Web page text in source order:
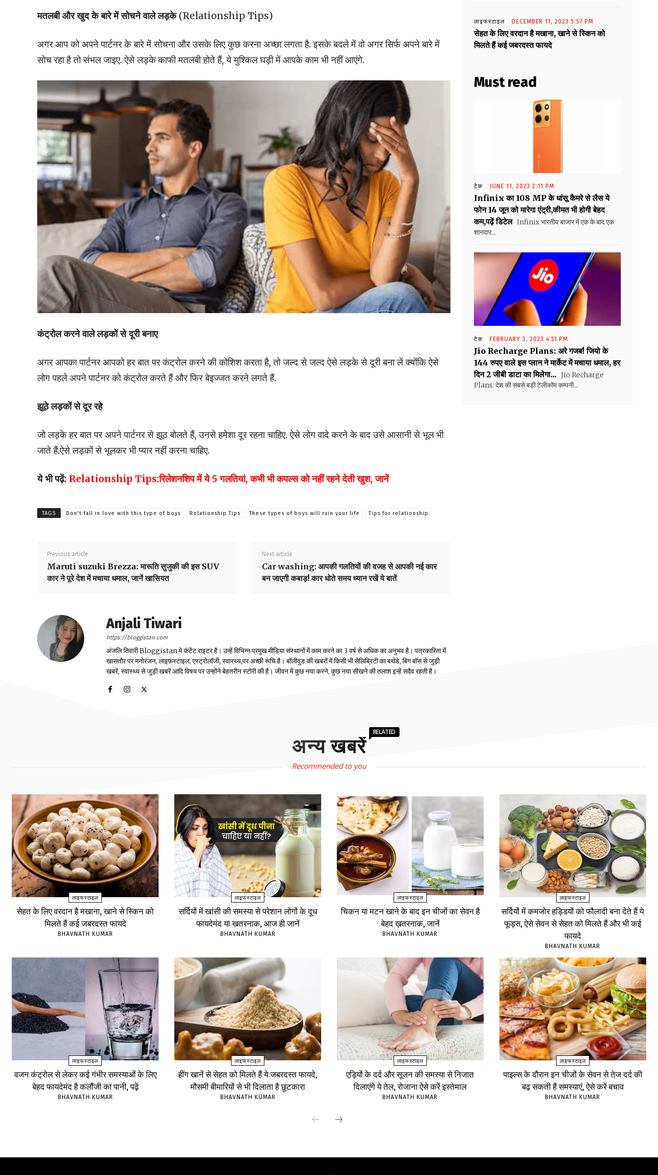
मतलबी और खुद के बारे में सोचने वाले लड़के(Relationship Tips)
अगर आप को अपने पार्टनर के बारे में सोचना और उसके लिए कुछ करना अच्छा लगता है. इसके बदले में वो अगर सिर्फ अपने बारे में
सोच रहा है तो संभल जाइए. ऐसे लड़के काफी मतलबी होते हैं, ये मुश्किल घड़ी में आपके काम भी नहीं आएंगे.
कंट्रोल करने वाले लड़कों से दूरी बनाए
अगर आपका पार्टनर आपको हर बात पर कंट्रोल करने की कोशिश करता है, तो जल्द से जल्द ऐसे लड़के से दूरी बना लें क्योंकि ऐसे
लोग पहले अपने पार्टनर को कंट्रोल करते हैं और फिर बेइज्जत करने लगते हैं.
झूठे लड़कों से दूर रहे
जो लड़के हर बात पर अपने पार्टनर से झूठ बोलते हैं, उनसे हमेशा दूर रहना चाहिए. ऐसे लोग वादे करने के बाद उसे आसानी से भूल भी
जाते हैं.ऐसे लड़कों से भूलकर भी प्यार नहीं करना चाहिए.
ये भी पढ़ें: Relationship Tips:रिलेशनशिप में ये 5 गलतियां, कभी भी कपल्स को नहीं रहने देती खुश, जानें
TAGS Don't fall in love with this type of boys Relationship Tips These types of boys will ruin your life Tips for relationship
Previous article
Maruti suzuki Brezza: मारूति सुजुकी की इस SUV
कार ने पूरे देश में मचाया धमाल, जानें खासियत
Next article
Car washing:आपकी गलतियों की वजह से आपकी नई कार
बन जाएगी कबाड़!कार धोते समय ध्यान रखें ये बातें
Anjali Tiwari
https://bloggistan.com
अंजलि तिवारी Bloggistan मे कंटेंट राइटर है। उन्हें विभिन्न प्रमुख मीडिया संस्थानों में काम करने का 3 वर्ष से अधिक का अनुभव है। पत्रकारिता में
खासतौर पर मनोरंजन, लाइफ़स्टाइल, एस्ट्रोलॉजी, स्वास्थ्य,पर अच्छी रूचि है। बॉलीवुड की खबरों में किसी भी सेलिब्रिटी का बर्थडे, बिग बॉस से जुड़ी
खबरें, स्वास्थ्य से जुड़ी खबरें आदि विषय पर उन्होंने बेहतरीन स्टोरी की है। जीवन में कुछ नया करने, कुछ नया सीखने की तलाश इन्हें सदैव रहती है।
लाइफस्टाइल DECEMBER 11, 2023 5:57 PM
सेहत के लिए वरदान है मखाना, खाने से स्किन को
मिलते हैं कई जबरदस्त फायदे
Must read
टेक JUNE 11, 2023 2:11 PM
Infinix का 108 MP के धांसू कैमरे से लैस ये
फोन 14 जून को मारेगा एंट्री,कीमत भी होगी बेहद
कम,पढ़ें डिटेल Infinix भारतीय बाजार में एक के बाद एक
शानदार...
टेक FEBRUARY 3, 2023 4:51 PM
Jio Recharge Plans: अरे गजब! जियो के
144 रुपए वाले इस प्लान ने मार्केट में मचाया धमाल, हर
दिन 2 जीबी डाटा का मिलेगा... Jio Recharge
Plans: देश की सबसे बड़ी टेलीकॉम कम्पनी...
अन्य खबरें
RELATED
Recommended to you
लाइफस्टाइल
सेहत के लिए वरदान है मखाना, खाने से स्किन को
मिलते हैं कई जबरदस्त फायदे
BHAVNATH KUMAR
लाइफस्टाइल
सर्दियों में खांसी की समस्या से परेशान लोगों के दूध
फायदेमंद या खतरनाक, आज ही जानें
BHAVNATH KUMAR
लाइफस्टाइल
चिकन या मटन खाने के बाद इन चीजों का सेवन है
बेहद ख़तरनाक, जानें
BHAVNATH KUMAR
लाइफस्टाइल
सर्दियों में कमजोर हड्डियों को फौलादी बना देते हैं ये
फूड्स, ऐसे सेवन से सेहत को मिलते हैं और भी कई
फायदे
BHAVNATH KUMAR
लाइफस्टाइल
वजन कंट्रोल से लेकर कई गंभीर समस्याओं के लिए
बेहद फायदेमंद है कलौंजी का पानी, पढ़ें
BHAVNATH KUMAR
लाइफस्टाइल
हींग खानें से सेहत को मिलते हैं ये जबरदस्त फायदे,
मौसमी बीमारियों से भी दिलाता है छुटकारा
BHAVNATH KUMAR
लाइफस्टाइल
एड़ियों के दर्द और सूजन की समस्या से निजात
दिलाएंगे ये तेल, रोजाना ऐसे करें इस्तेमाल
BHAVNATH KUMAR
लाइफस्टाइल
पाइल्स के दौरान इन चीजों के सेवन से तेज दर्द की
बढ़ सकती हैं समस्याएं, ऐसे करें बचाव
BHAVNATH KUMAR